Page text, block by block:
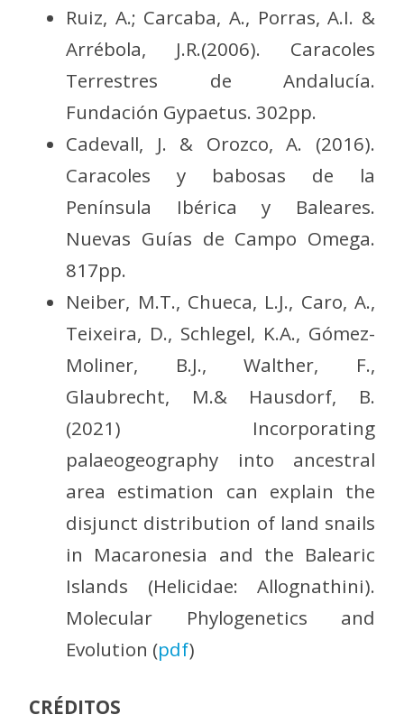
Ruiz, A.; Carcaba, A., Porras, A.I. &
Arrébola, J.R.(2006). Caracoles
Terrestres de Andalucía.
Fundación Gypaetus. 302pp.
Cadevall, J. & Orozco, A. (2016).
Caracoles y babosas de la
Península Ibérica y Baleares.
Nuevas Guías de Campo Omega.
817pp.
Neiber, M.T., Chueca, L.J., Caro, A.,
Teixeira, D., Schlegel, K.A., Gómez-
Moliner, B.J., Walther, F.,
Glaubrecht, M.& Hausdorf, B.
(2021) Incorporating
palaeogeography into ancestral
area estimation can explain the
disjunct distribution of land snails
in Macaronesia and the Balearic
Islands (Helicidae: Allognathini).
Molecular Phylogenetics and
Evolution (pdf)
CRÉDITOS